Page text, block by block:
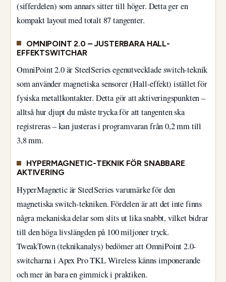
(sifferdelen) som annars sitter till höger. Detta ger en
kompakt layout med totalt 87 tangenter.
OMNIPOINT 2.0 – JUSTERBARA HALL-
EFFEKTSWITCHAR
OmniPoint 2.0 är SteelSeries egenutvecklade switch-teknik
som använder magnetiska sensorer (Hall-effekt) istället för
fysiska metallkontakter. Detta gör att aktiveringspunkten –
alltså hur djupt du måste trycka för att tangenten ska
registreras – kan justeras i programvaran från 0,2 mm till
3,8 mm.
HYPERMAGNETIC-TEKNIK FÖR SNABBARE
AKTIVERING
HyperMagnetic är SteelSeries varumärke för den
magnetiska switch-tekniken. Fördelen är att det inte finns
några mekaniska delar som slits ut lika snabbt, vilket bidrar
till den höga livslängden på 100 miljoner tryck.
TweakTown (teknikanalys) bedömer att OmniPoint 2.0-
switcharna i Apex Pro TKL Wireless känns imponerande
och mer än bara en gimmick i praktiken.